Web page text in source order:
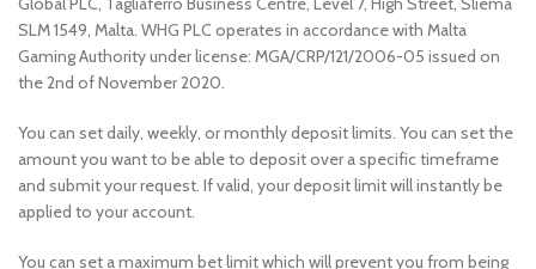
SLM 1549, Malta. WHG PLC operates in accordance with Malta
Gaming Authority under license: MGA/CRP/121/2006-05 issued on
the 2nd of November 2020.
You can set daily, weekly, or monthly deposit limits. You can set the
amount you want to be able to deposit over a specific timeframe
and submit your request. If valid, your deposit limit will instantly be
applied to your account.
You can set a maximum bet limit which will prevent you from being